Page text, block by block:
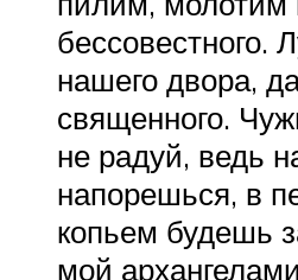
бессовестного.
нашего двора,
священного.
не радуй, ведь
напорешься, в
копьем будешь
мой